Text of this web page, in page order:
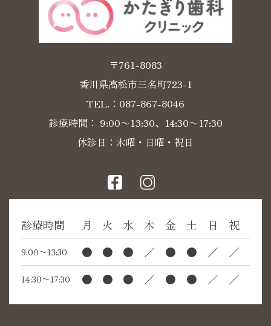
〒761-8083
香川県高松市三名町723-1
TEL.： 087-867-8046
診療時間： 9:00〜13:30、14:30〜17:30
休診日：木曜・日曜・祝日
診療時間 月 火 水 木 金 土 日 祝
9:00〜13:30 ● ● ● ／ ● ● ／ ／
14:30〜17:30 ● ● ● ／ ● ● ／ ／